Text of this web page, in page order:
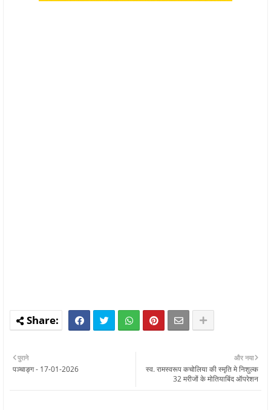
और नया
स्व. रामस्वरूप कचोलिया की स्मृति मे निशुल्क
32 मरीजों के मोतियाबिंद ऑपरेशन
पुराने
पञ्चाङ्ग - 17-01-2026